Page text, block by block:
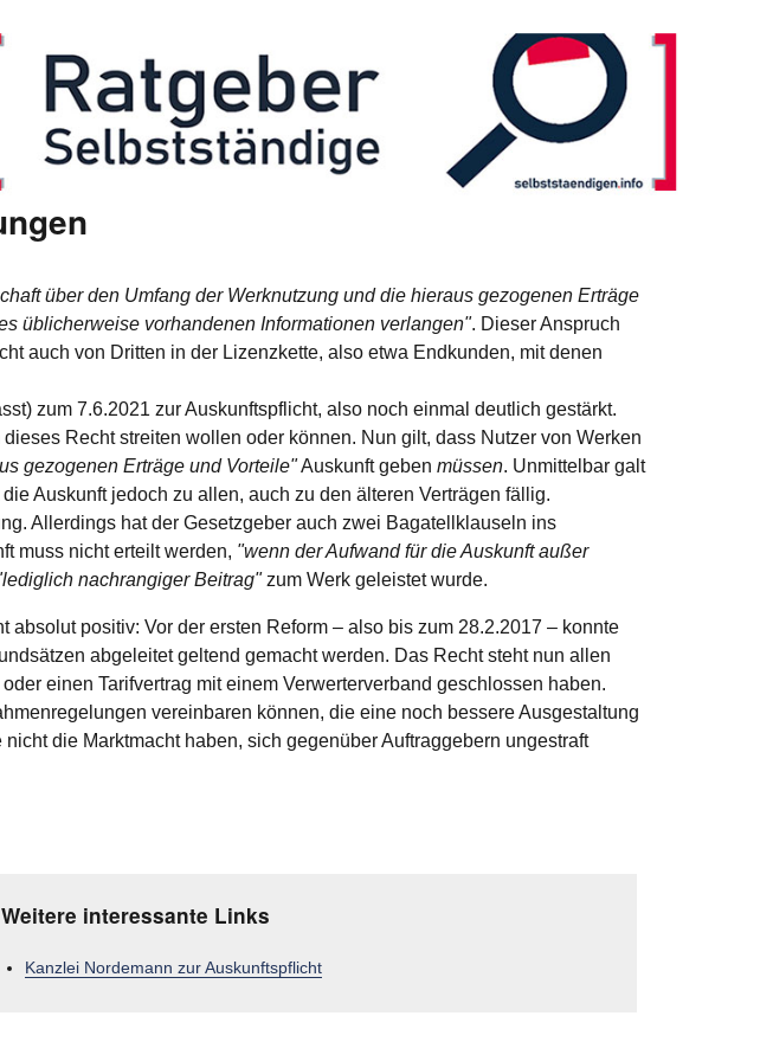
über den Umfang der Werknutzung und die hieraus gezogenen Erträge
üblicherweise vorhandenen Informationen verlangen". Dieser Anspruch
auch von Dritten in der Lizenzkette, also etwa Endkunden, mit denen
zum 7.6.2021 zur Auskunftspflicht, also noch einmal deutlich gestärkt.
Recht streiten wollen oder können. Nun gilt, dass Nutzer von Werken
gezogenen Erträge und Vorteile"Auskunft gebenmüssen. Unmittelbar galt
Auskunft jedoch zu allen, auch zu den älteren Verträgen fällig.
Allerdings hat der Gesetzgeber auch zwei Bagatellklauseln ins
muss nicht erteilt werden, "wenn der Aufwand für die Auskunft außer
nachrangiger Beitrag"zum Werk geleistet wurde.
positiv: Vor der ersten Reform – also bis zum 28.2.2017 – konnte
abgeleitet geltend gemacht werden. Das Recht steht nun allen
einen Tarifvertrag mit einem Verwerterverband geschlossen haben.
vereinbaren können, die eine noch bessere Ausgestaltung
die Marktmacht haben, sich gegenüber Auftraggebern ungestraft
Weitere interessante Links
Kanzlei Nordemann zur Auskunftspflicht